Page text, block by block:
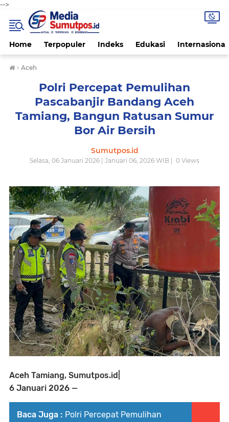
-->
Home Terpopuler Indeks Edukasi Internasional
› Aceh
Polri Percepat Pemulihan
Pascabanjir Bandang Aceh
Tamiang, Bangun Ratusan Sumur
Bor Air Bersih
Sumutpos.id
Selasa, 06 Januari 2026 | Januari 06, 2026 WIB | 0 Views
Aceh Tamiang, Sumutpos.id|
6 Januari 2026 —
Baca Juga : Polri Percepat Pemulihan